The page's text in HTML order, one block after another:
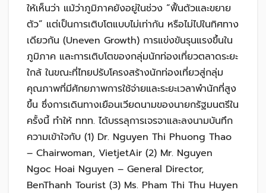
ให้เห็นว่า แม้ว่าภูมิภาคยังอยู่ในช่วง “ฟื้นตัวและขยาย
ตัว” แต่เป็นการเติบโตแบบไม่เท่ากัน หรือไม่ไปในทิศทาง
เดียวกัน (Uneven Growth) การแข่งขันรุนแรงขึ้นใน
ภูมิภาค และการเติบโตของกลุ่มนักท่องเที่ยวตลาดระยะ
ใกล้ ในขณะที่ไทยปรับโครงสร้างนักท่องเที่ยวสู่กลุ่ม
คุณภาพที่มีศักยภาพการใช้จ่ายและระยะเวลาพำนักที่สูง
ขึ้น ซึ่งการเดินทางเยือนเวียดนามของนายกรัฐมนตรีใน
ครั้งนี้ ทำให้ ททท. ได้บรรลุการเจรจาและลงนามบันทึก
ความเข้าใจกับ (1) Dr. Nguyen Thi Phuong Thao
– Chairwoman, VietjetAir (2) Mr. Nguyen
Ngoc Hoai Nguyen – General Director,
BenThanh Tourist (3) Ms. Pham Thi Thu Huyen